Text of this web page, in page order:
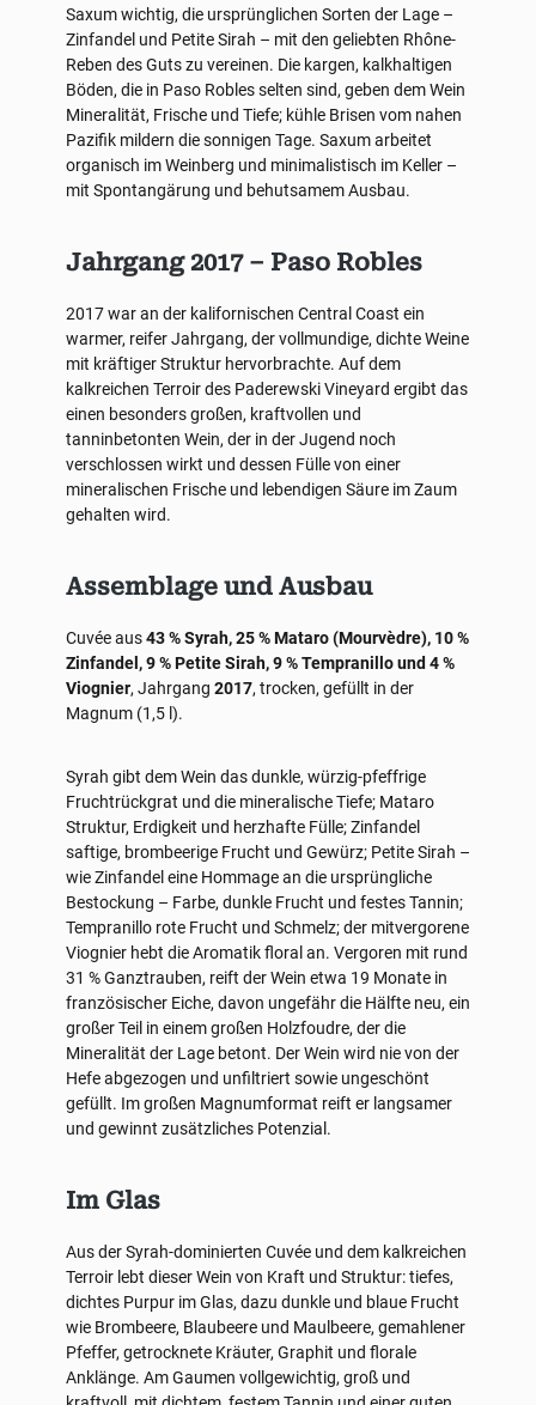
Saxum wichtig, die ursprünglichen Sorten der Lage –
Zinfandel und Petite Sirah – mit den geliebten Rhône-
Reben des Guts zu vereinen. Die kargen, kalkhaltigen
Böden, die in Paso Robles selten sind, geben dem Wein
Mineralität, Frische und Tiefe; kühle Brisen vom nahen
Pazifik mildern die sonnigen Tage. Saxum arbeitet
organisch im Weinberg und minimalistisch im Keller –
mit Spontangärung und behutsamem Ausbau.
Jahrgang 2017 – Paso Robles
2017 war an der kalifornischen Central Coast ein
warmer, reifer Jahrgang, der vollmundige, dichte Weine
mit kräftiger Struktur hervorbrachte. Auf dem
kalkreichen Terroir des Paderewski Vineyard ergibt das
einen besonders großen, kraftvollen und
tanninbetonten Wein, der in der Jugend noch
verschlossen wirkt und dessen Fülle von einer
mineralischen Frische und lebendigen Säure im Zaum
gehalten wird.
Assemblage und Ausbau
Cuvée aus43 % Syrah, 25 % Mataro (Mourvèdre), 10 %
Zinfandel, 9 % Petite Sirah, 9 % Tempranillo und 4 %
Viognier, Jahrgang 2017, trocken, gefüllt in der
Magnum (1,5 l).
Syrah gibt dem Wein das dunkle, würzig-pfeffrige
Fruchtrückgrat und die mineralische Tiefe; Mataro
Struktur, Erdigkeit und herzhafte Fülle; Zinfandel
saftige, brombeerige Frucht und Gewürz; Petite Sirah –
wie Zinfandel eine Hommage an die ursprüngliche
Bestockung – Farbe, dunkle Frucht und festes Tannin;
Tempranillo rote Frucht und Schmelz; der mitvergorene
Viognier hebt die Aromatik floral an. Vergoren mit rund
31 % Ganztrauben, reift der Wein etwa 19 Monate in
französischer Eiche, davon ungefähr die Hälfte neu, ein
großer Teil in einem großen Holzfoudre, der die
Mineralität der Lage betont. Der Wein wird nie von der
Hefe abgezogen und unfiltriert sowie ungeschönt
gefüllt. Im großen Magnumformat reift er langsamer
und gewinnt zusätzliches Potenzial.
Im Glas
Aus der Syrah-dominierten Cuvée und dem kalkreichen
Terroir lebt dieser Wein von Kraft und Struktur: tiefes,
dichtes Purpur im Glas, dazu dunkle und blaue Frucht
wie Brombeere, Blaubeere und Maulbeere, gemahlener
Pfeffer, getrocknete Kräuter, Graphit und florale
Anklänge. Am Gaumen vollgewichtig, groß und